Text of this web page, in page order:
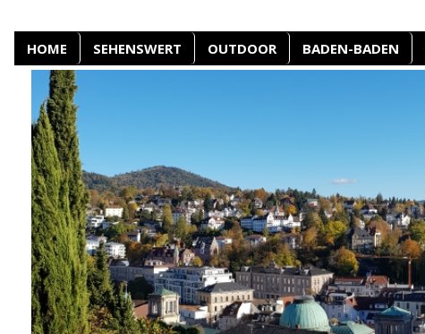
HOME SEHENSWERT OUTDOOR BADEN-BADEN